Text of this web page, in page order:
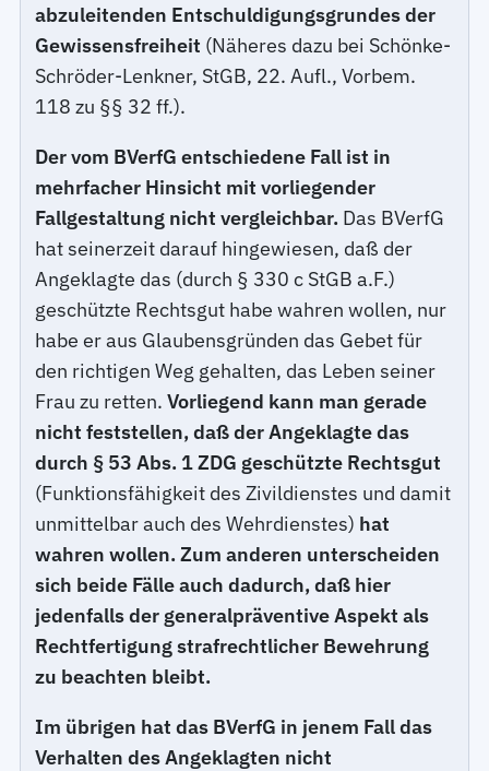
abzuleitenden Entschuldigungsgrundes der
Gewissensfreiheit (Näheres dazu bei Schönke-
Schröder-Lenkner, StGB, 22. Aufl., Vorbem.
118 zu §§ 32 ff.).
Der vom BVerfG entschiedene Fall ist in
mehrfacher Hinsicht mit vorliegender
Fallgestaltung nicht vergleichbar. Das BVerfG
hat seinerzeit darauf hingewiesen, daß der
Angeklagte das (durch § 330 c StGB a.F.)
geschützte Rechtsgut habe wahren wollen, nur
habe er aus Glaubensgründen das Gebet für
den richtigen Weg gehalten, das Leben seiner
Frau zu retten.Vorliegend kann man gerade
nicht feststellen, daß der Angeklagte das
durch § 53 Abs. 1 ZDG geschützte Rechtsgut
(Funktionsfähigkeit des Zivildienstes und damit
unmittelbar auch des Wehrdienstes) hat
wahren wollen. Zum anderen unterscheiden
sich beide Fälle auch dadurch, daß hier
jedenfalls der generalpräventive Aspekt als
Rechtfertigung strafrechtlicher Bewehrung
zu beachten bleibt.
Im übrigen hat das BVerfG in jenem Fall das
Verhalten des Angeklagten nicht